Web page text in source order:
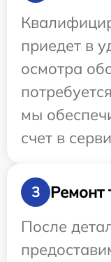
приедет в
осмотра
мы
счет в
3
Ремонт
После